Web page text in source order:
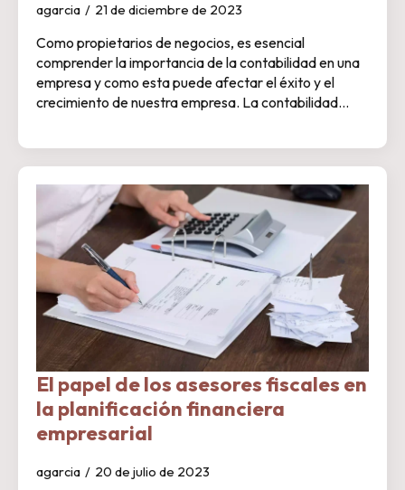
agarcia 21 de diciembre de 2023
Como propietarios de negocios, es esencial
comprender la importancia de la contabilidad en una
empresa y como esta puede afectar el éxito y el
crecimiento de nuestra empresa. La contabilidad…
El papel de los asesores fiscales en
la planificación financiera
empresarial
agarcia 20 de julio de 2023